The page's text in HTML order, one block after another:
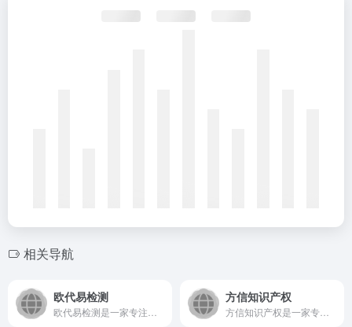
相关导航
欧代易检测 方信知识产权